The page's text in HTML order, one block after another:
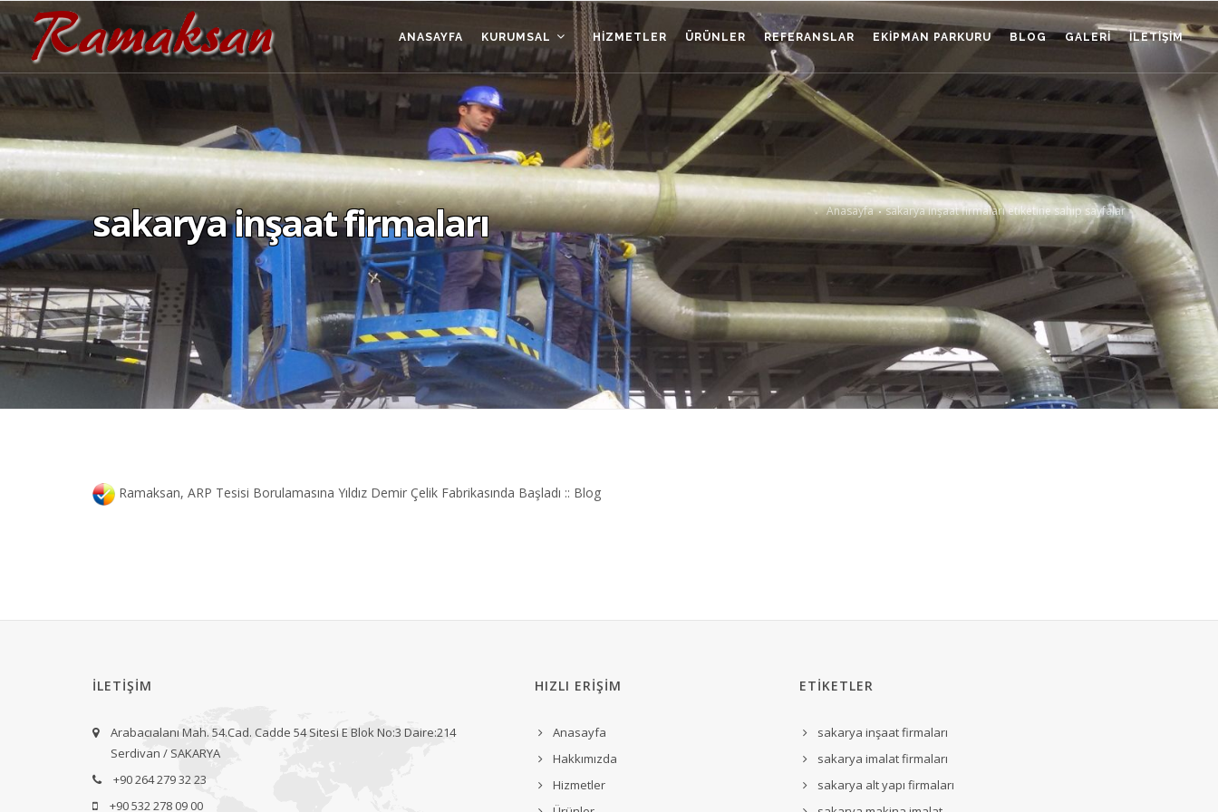
ANASAYFA KURUMSAL HIZMETLER ÜRÜNLER REFERANSLAR EKIPMAN PARKURU BLOG GALERI İLETIŞIM
sakarya inşaat firmaları Anasayfa sakarya inşaat firmaları etiketine sahip sayfalar
Ramaksan, ARP Tesisi Borulamasına Yıldız Demir Çelik Fabrikasında Başladı :: Blog
İLETİŞİM
Arabacıalanı Mah. 54.Cad. Cadde 54 Sitesi E Blok No:3 Daire:214
Serdivan / SAKARYA
+90 264 279 32 23
+90 532 278 09 00
HIZLI ERİŞİM
Anasayfa
Hakkımızda
Hizmetler
ETİKETLER
sakarya inşaat firmaları
sakarya imalat firmaları
sakarya alt yapı firmaları